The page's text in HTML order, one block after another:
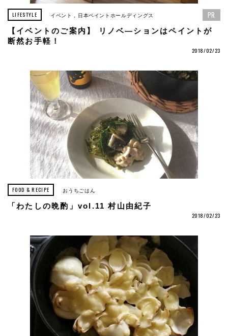
LIFESTYLE イベント 日本ペイントホールディングス PR
【イベントのご案内】 リノベ―ションはペイントが
断然お手軽！
2018/02/23
FOOD & RECIPE おうちごはん
「わたしの晩酌」vol.11 村山由紀子
2018/02/23